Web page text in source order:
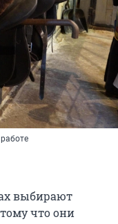
выбирают
что они